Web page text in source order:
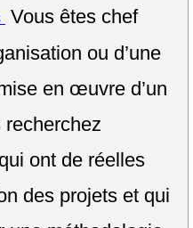
Vous êtes chef
ou d’une
en œuvre d’un
ont de réelles
des projets et qui